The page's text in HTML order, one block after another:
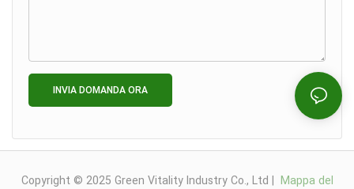
INVIA DOMANDA ORA
Copyright © 2025 Green Vitality Industry Co., Ltd | Mappa del